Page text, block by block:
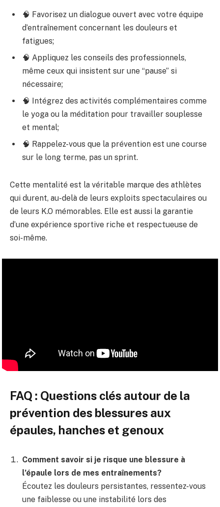
🧠 Favorisez un dialogue ouvert avec votre équipe
d’entraînement concernant les douleurs et
fatigues;
🧠 Appliquez les conseils des professionnels,
même ceux qui insistent sur une “pause” si
nécessaire;
🧠 Intégrez des activités complémentaires comme
le yoga ou la méditation pour travailler souplesse
et mental;
🧠 Rappelez-vous que la prévention est une course
sur le long terme, pas un sprint.
Cette mentalité est la véritable marque des athlètes
qui durent, au-delà de leurs exploits spectaculaires ou
de leurs K.O mémorables. Elle est aussi la garantie
d’une expérience sportive riche et respectueuse de
soi-même.
FAQ : Questions clés autour de la
prévention des blessures aux
épaules, hanches et genoux
Comment savoir si je risque une blessure à
l’épaule lors de mes entraînements?
Écoutez les douleurs persistantes, ressentez-vous
une faiblesse ou une instabilité lors des